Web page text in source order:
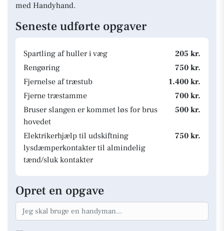
med Handyhand.
Seneste udførte opgaver
Spartling af huller i væg
205 kr.
Rengøring
750 kr.
Fjernelse af træstub
1.400 kr.
Fjerne træstamme
700 kr.
Bruser slangen er kommet løs for brus
hovedet
500 kr.
Elektrikerhjælp til udskiftning
lysdæmperkontakter til almindelig
tænd/sluk kontakter
750 kr.
Opret en opgave